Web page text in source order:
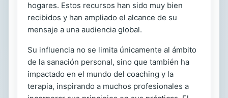
hogares. Estos recursos han sido muy bien
recibidos y han ampliado el alcance de su
mensaje a una audiencia global.
Su influencia no se limita únicamente al ámbito
de la sanación personal, sino que también ha
impactado en el mundo del coaching y la
terapia, inspirando a muchos profesionales a